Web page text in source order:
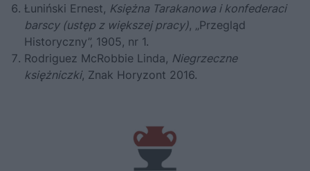
Łuniński Ernest, Księżna Tarakanowa i konfederaci
barscy (ustęp z większej pracy), „Przegląd
Historyczny”, 1905, nr 1.
Rodriguez McRobbie Linda, Niegrzeczne
księżniczki, Znak Horyzont 2016.